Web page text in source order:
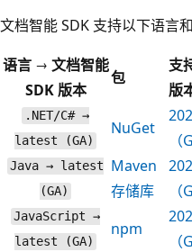
文档智能 SDK 支持以下语言和
语言 → 文档智能
SDK 版本
包
支
版
.NET/C# →
latest (GA)
NuGet
（
Java → latest
(GA)
Maven
存储库
（
JavaScript →
latest (GA)
npm
（